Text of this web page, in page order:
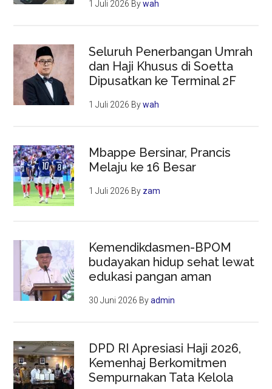
1 Juli 2026 Bywah
Seluruh Penerbangan Umrah
dan Haji Khusus di Soetta
Dipusatkan ke Terminal 2F
1 Juli 2026 Bywah
Mbappe Bersinar, Prancis
Melaju ke 16 Besar
1 Juli 2026 By zam
Kemendikdasmen-BPOM
budayakan hidup sehat lewat
edukasi pangan aman
30 Juni 2026 Byadmin
DPD RI Apresiasi Haji 2026,
Kemenhaj Berkomitmen
Sempurnakan Tata Kelola